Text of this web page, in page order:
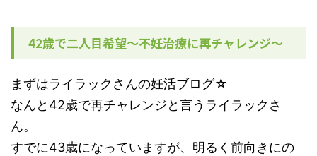
42歳で二人目希望〜不妊治療に再チャレンジ〜
まずはライラックさんの妊活ブログ☆
なんと42歳で再チャレンジと言うライラックさ
ん。
すでに43歳になっていますが、明るく前向きにの